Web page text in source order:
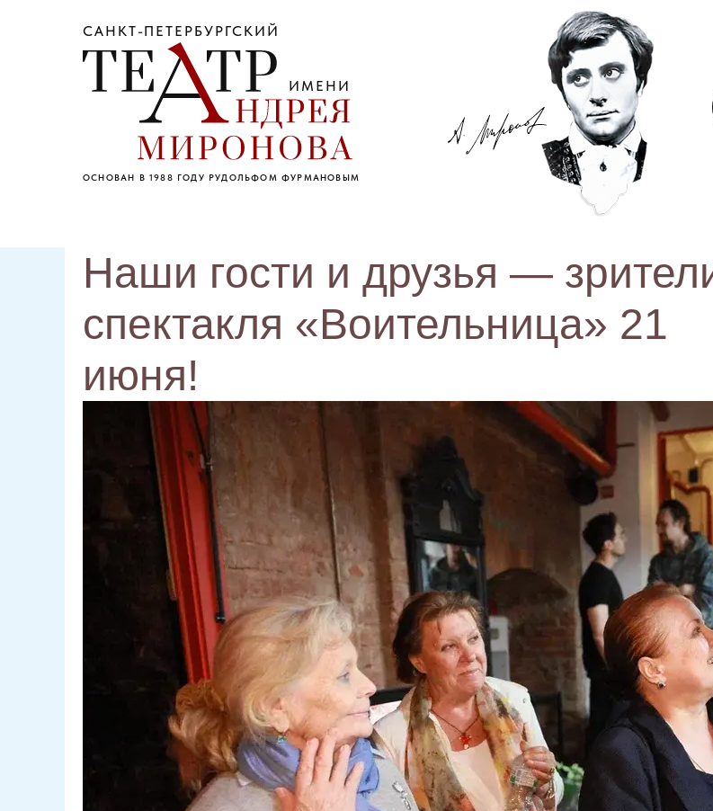
САНКТ-ПЕТЕРБУРГСКИЙ
ИМЕНИ
ОСНОВАН В 1988 ГОДУ РУДОЛЬФОМ ФУРМАНОВЫМ
Наши гости и друзья —
спектакля «Воительница» 21
июня!